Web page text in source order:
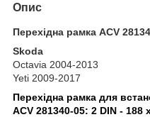
Опис
Перехідна рамка ACV
Skoda
Octavia 2004-2013
Yeti 2009-2017
Перехідна рамка для
ACV 281340-05: 2 DIN - 188